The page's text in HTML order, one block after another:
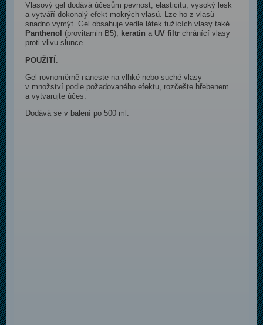
Vlasový gel dodává účesům pevnost, elasticitu, vysoký lesk
a vytváří dokonalý efekt mokrých vlasů. Lze ho z vlasů
snadno vymýt. Gel obsahuje vedle látek tužících vlasy také
Panthenol (provitamin B5), keratin a UV filtr chránící vlasy
proti vlivu slunce.
POUŽITÍ:
Gel rovnoměrně naneste na vlhké nebo suché vlasy
v množství podle požadovaného efektu, rozčešte hřebenem
a vytvarujte účes.
Dodává se v balení po 500 ml.